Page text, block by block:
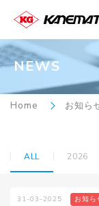
NEWS
Home お知ら
ALL 2026
31-03-2025 お知ら